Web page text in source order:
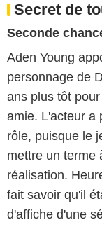
Secret de
Seconde
Aden Young
personnage de
ans plus tôt
amie. L'acteur a
rôle, puisque le
mettre un terme
réalisation.
fait savoir qu'il
d'affiche d'une